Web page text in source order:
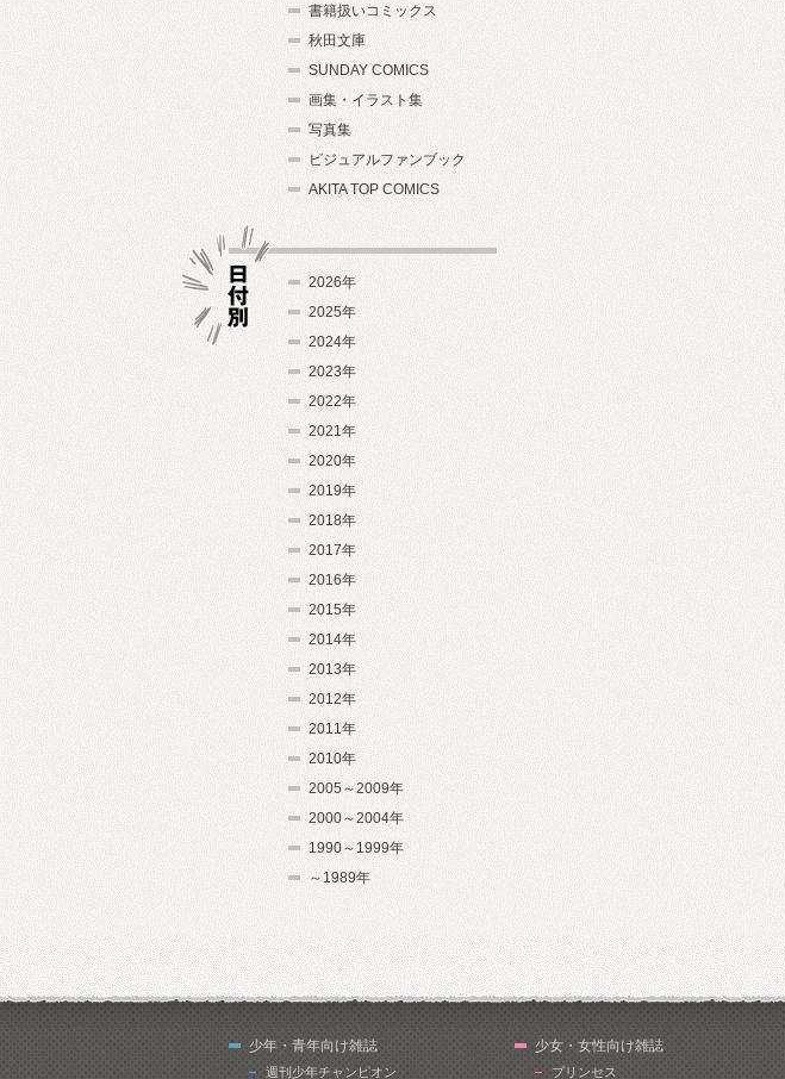
書籍扱いコミックス
秋田文庫
SUNDAY COMICS
画集・イラスト集
写真集
ビジュアルファンブック
AKITA TOP COMICS
2026年
2025年
2024年
2023年
2022年
2021年
2020年
2019年
2018年
2017年
2016年
2015年
2014年
2013年
2012年
2011年
2010年
2005～2009年
2000～2004年
1990～1999年
～1989年
少年・青年向け雑誌
週刊少年チャンピオン
少女・女性向け雑誌
プリンセス